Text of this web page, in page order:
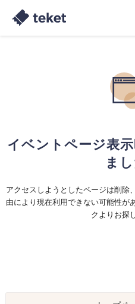
イベントページ表
まし
アクセスしようとしたページは削除
由により現在利用できない可能性が
クよりお探